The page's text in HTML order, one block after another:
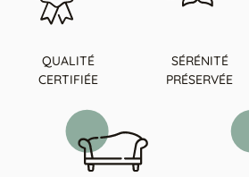
QUALITÉ
CERTIFIÉE
SÉRÉNITÉ
PRÉSERVÉE